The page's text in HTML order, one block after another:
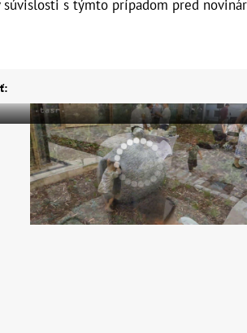
s týmto prípadom pred